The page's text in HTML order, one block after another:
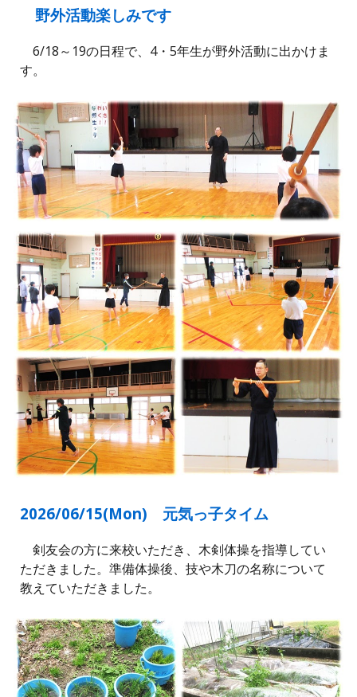
野外活動楽しみです
6/18～19の日程で、4・5年生が野外活動に出かけま
す。
2026/06/15(Mon) 元気っ子タイム
剣友会の方に来校いただき、木剣体操を指導してい
ただきました。準備体操後、技や木刀の名称について
教えていただきました。